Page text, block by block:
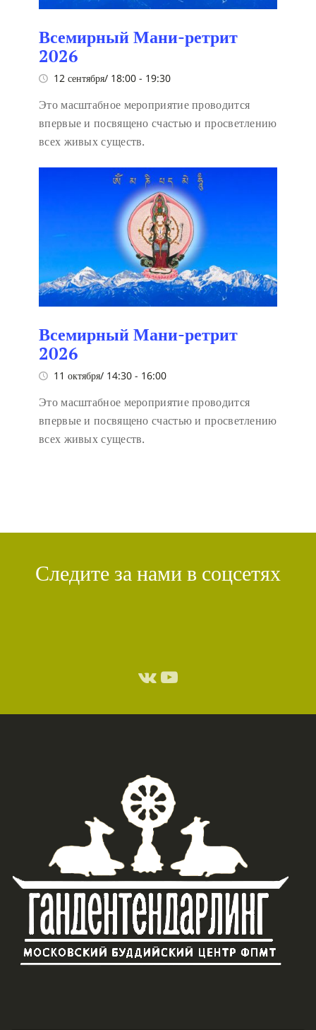
Всемирный Мани-ретрит
2026
12 сентября/ 18:00 - 19:30
Это масштабное мероприятие проводится
впервые и посвящено счастью и просветлению
всех живых существ.
Всемирный Мани-ретрит
2026
11 октября/ 14:30 - 16:00
Это масштабное мероприятие проводится
впервые и посвящено счастью и просветлению
всех живых существ.
Следите за нами в соцсетях